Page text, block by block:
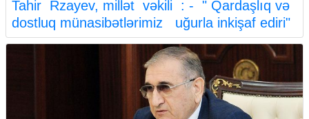
Tahir Rzayev, millət vəkili : - " Qardaşlıq və
dostluq münasibətlərimiz uğurla inkişaf ediri"